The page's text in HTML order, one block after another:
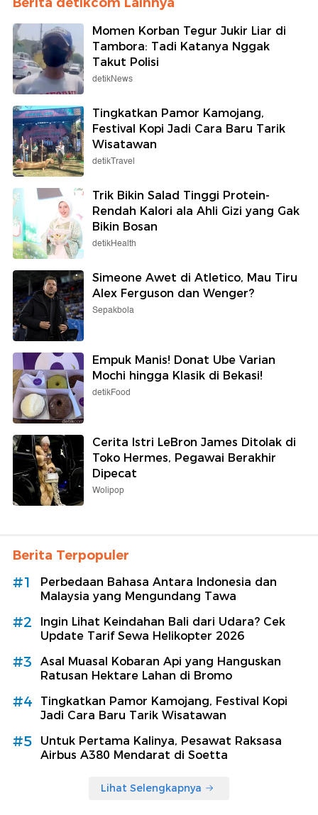
Momen Korban Tegur Jukir Liar di
Tambora: Tadi Katanya Nggak
Takut Polisi
detikNews
Tingkatkan Pamor Kamojang,
Festival Kopi Jadi Cara Baru Tarik
Wisatawan
detikTravel
Trik Bikin Salad Tinggi Protein-
Rendah Kalori ala Ahli Gizi yang Gak
Bikin Bosan
detikHealth
Simeone Awet di Atletico, Mau Tiru
Alex Ferguson dan Wenger?
Sepakbola
Empuk Manis! Donat Ube Varian
Mochi hingga Klasik di Bekasi!
detikFood
Cerita Istri LeBron James Ditolak di
Toko Hermes, Pegawai Berakhir
Dipecat
Wolipop
Berita Terpopuler
#1
Perbedaan Bahasa Antara Indonesia dan
Malaysia yang Mengundang Tawa
#2
Ingin Lihat Keindahan Bali dari Udara? Cek
Update Tarif Sewa Helikopter 2026
#3
Asal Muasal Kobaran Api yang Hanguskan
Ratusan Hektare Lahan di Bromo
#4
Tingkatkan Pamor Kamojang, Festival Kopi
Jadi Cara Baru Tarik Wisatawan
#5
Untuk Pertama Kalinya, Pesawat Raksasa
Airbus A380 Mendarat di Soetta
Lihat Selengkapnya